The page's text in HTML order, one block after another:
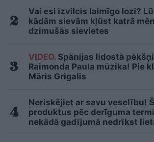
Vai esi izvilcis laimīgo lozi?
kādām sievām kļūst katrā
dzimušās sievietes
VIDEO. Spānijas lidostā
Raimonda Paula mūzika! Pie
Māris Grigalis
Neriskējiet ar savu veselību!
produktus pēc derīguma
nekādā gadījumā nedrīkst